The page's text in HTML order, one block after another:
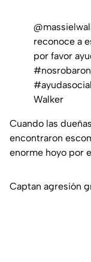
reconoce a
por favor
#nosrobaron
#ayudasocial
Walker
Cuando las
encontraron
enorme hoyo por
Captan agresión